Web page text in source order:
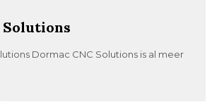
Solutions
Dormac CNC Solutions is al meer